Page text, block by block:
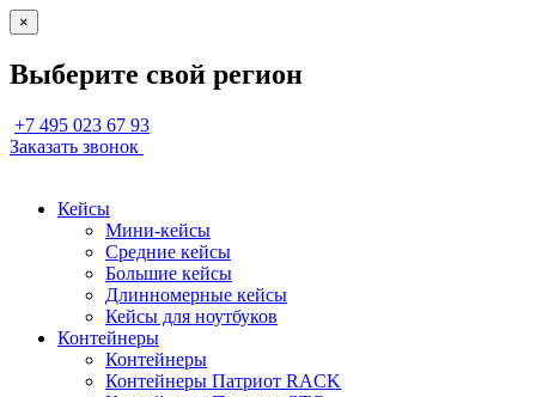
×
Выберите свой регион
+7 495 023 67 93
Заказать звонок
Кейсы
Мини-кейсы
Средние кейсы
Большие кейсы
Длинномерные кейсы
Кейсы для ноутбуков
Контейнеры
Контейнеры
Контейнеры Патриот RACK